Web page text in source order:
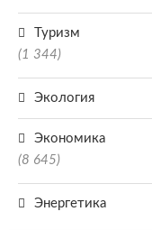
Туризм
(1 344)
Экология
Экономика
(8 645)
Энергетика